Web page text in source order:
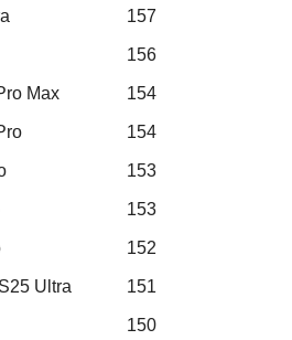
157
156
Max 154
154
153
153
152
Ultra 151
150